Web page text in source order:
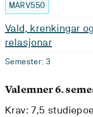
MARV550
Vald, krenkingar
relasjonar
Semester: 3
Valemner 6.
Krav: 7,5